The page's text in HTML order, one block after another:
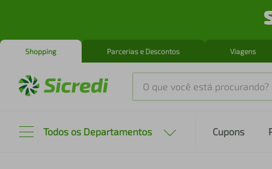
Shopping Parcerias e Descontos Viagens
O que você está procurando?
Todos os Departamentos Cupons